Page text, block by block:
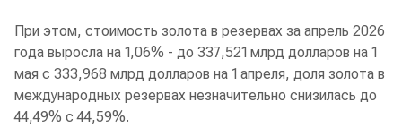
При этом, стоимость золота в резервах за апрель 2026
года выросла на 1,06% - до 337,521 млрд долларов на 1
мая с 333,968 млрд долларов на 1 апреля, доля золота в
международных резервах незначительно снизилась до
44,49% с 44,59%.